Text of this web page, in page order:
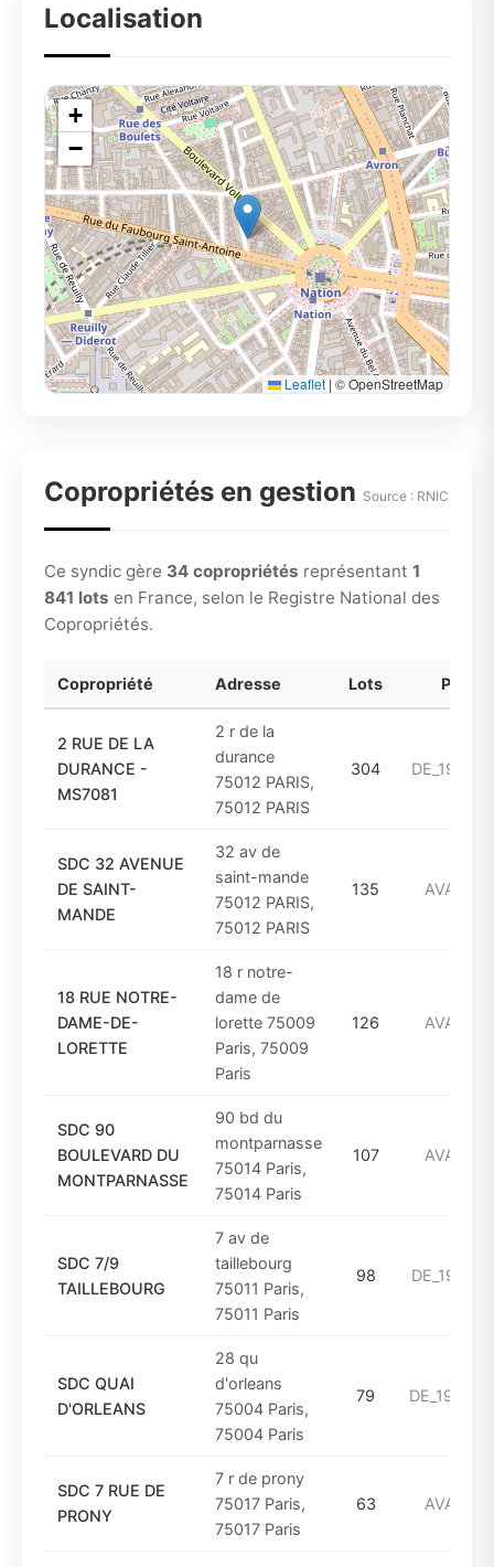
Localisation
+
−
Leaflet | © OpenStreetMap
Copropriétés en gestion Source : RNIC
Ce syndic gère 34 copropriétés représentant 1
841 lots en France, selon le Registre National des
Copropriétés.
Copropriété Adresse Lots
2 RUE DE LA
DURANCE -
MS7081
2 r de la
durance
75012 PARIS,
75012 PARIS
304
SDC 32 AVENUE
DE SAINT-
MANDE
32 av de
saint-mande
75012 PARIS,
75012 PARIS
135
18 RUE NOTRE-
DAME-DE-
LORETTE
18 r notre-
dame de
lorette 75009
Paris, 75009
Paris
126
SDC 90
BOULEVARD DU
MONTPARNASSE
90 bd du
montparnasse
75014 Paris,
75014 Paris
107
SDC 7/9
TAILLEBOURG
7 av de
taillebourg
75011 Paris,
75011 Paris
98
SDC QUAI
D'ORLEANS
28 qu
d'orleans
75004 Paris,
75004 Paris
79
SDC 7 RUE DE
PRONY
7 r de prony
75017 Paris,
75017 Paris
63